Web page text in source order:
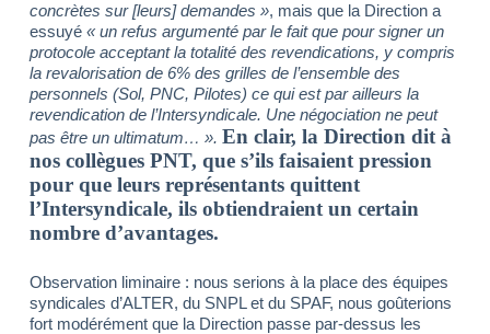
concrètes sur [leurs] demandes », mais que la Direction a
essuyé « un refus argumenté par le fait que pour signer un
protocole acceptant la totalité des revendications, y compris
la revalorisation de 6% des grilles de l’ensemble des
personnels (Sol, PNC, Pilotes) ce qui est par ailleurs la
revendication de l’Intersyndicale. Une négociation ne peut
pas être un ultimatum… ». En clair, la Direction dit à
nos collègues PNT, que s’ils faisaient pression
pour que leurs représentants quittent
l’Intersyndicale, ils obtiendraient un certain
nombre d’avantages.
Observation liminaire : nous serions à la place des équipes
syndicales d’ALTER, du SNPL et du SPAF, nous goûterions
fort modérément que la Direction passe par-dessus les